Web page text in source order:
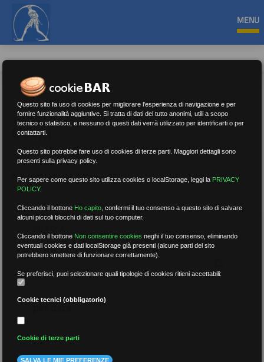
MENU
Covid
Nessun risultato.Rimuovi filtri
per data
Questo sito fa uso di cookies per migliorare l'esperienza di navigazione e per
fornire funzionalità aggiuntive. Si tratta di dati del tutto anonimi, utili a scopo
tecnico o statistico, e nessuno di questi dati verrà utilizzato per identificarti o per
contattarti.
Questo sito potrebbe fare uso di cookies di terze parti. Maggiori dettagli sono
presenti sulla privacy policy.
Per sapere come questo sito utilizza cookies o localStorage, leggi la PRIVACY
POLICY.
Cliccando il bottone Ho capito ,confermi il tuo consenso a questo sito di salvare
alcuni piccoli blocchi di dati sul tuo computer.
Cliccando il bottone Non consentire cookies neghi il tuo consenso, eliminando
eventuali cookies e dati localStorage già presenti (alcune parti del sito
potrebbero smettere di funzionare correttamente).
Se preferisci, puoi selezionare quali tipologie di cookies ritieni accettabili:
Cookie tecnici (obbligatorio)
Cookie di terze parti
SALVA LE MIE PREFERENZE